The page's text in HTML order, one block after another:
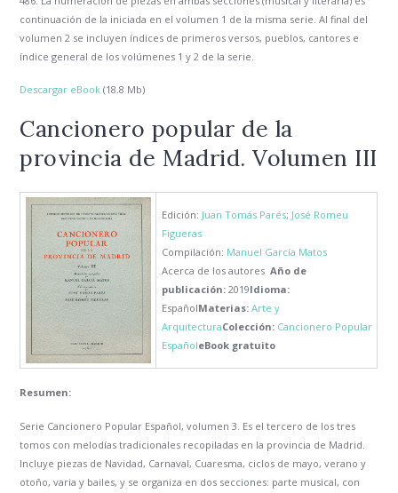
continuación de la iniciada en el volumen 1 de la misma serie. Al final del
volumen 2 se incluyen índices de primeros versos, pueblos, cantores e
índice general de los volúmenes 1 y 2 de la serie.
Descargar eBook (18.8 Mb)
Cancionero popular de la
provincia de Madrid. Volumen III
Edición: Juan Tomás Parés; José Romeu
Figueras
Compilación: Manuel García Matos
Acerca de los autores Año de
publicación:2019Idioma:
EspañolMaterias: Arte y
ArquitecturaColección: Cancionero Popular
EspañoleBook gratuito
Resumen:
Serie Cancionero Popular Español, volumen 3. Es el tercero de los tres
tomos con melodías tradicionales recopiladas en la provincia de Madrid.
Incluye piezas de Navidad, Carnaval, Cuaresma, ciclos de mayo, verano y
otoño, varia y bailes, y se organiza en dos secciones: parte musical, con